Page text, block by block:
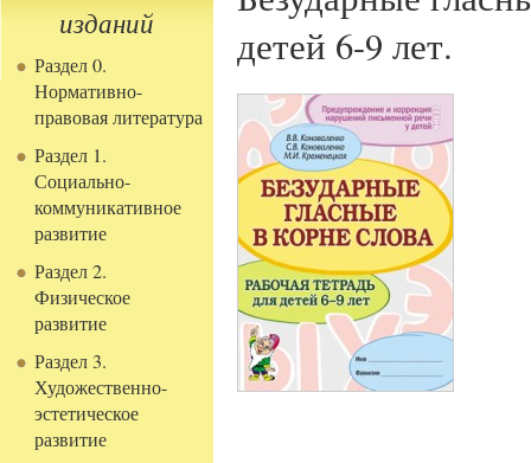
изданий
Раздел 0.
Нормативно-
правовая литература
Раздел 1.
Социально-
коммуникативное
развитие
Раздел 2.
Физическое
развитие
Раздел 3.
Художественно-
эстетическое
развитие
детей 6-9 лет.